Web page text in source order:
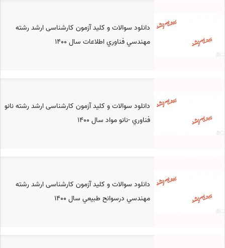
دانلود سوالات و کلید آزمون کارشناسی ارشد رشته
مهندسي فناوري اطلاعات سال 1400
دانلود سوالات و کلید آزمون کارشناسی ارشد رشته نانو
فناوري -نانو مواد سال 1400
دانلود سوالات و کلید آزمون کارشناسی ارشد رشته
مهندسي درسوانح طبيعي سال 1400